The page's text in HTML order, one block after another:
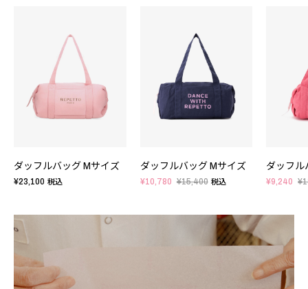
ダッフルバッグ Mサイズ
¥23,100 税込
ダッフルバッグ Mサイズ
¥10,780 ¥15,400 税込
ダッフル
¥9,240